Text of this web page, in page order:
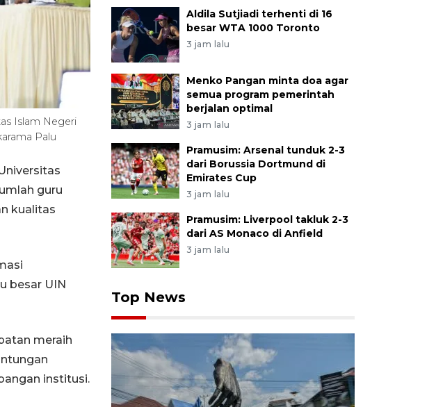
Islam Negeri
Palu
guru
kualitas
besar UIN
meraih
institusi.
Aldila Sutjiadi terhenti di 16
besar WTA 1000 Toronto
3 jam lalu
Menko Pangan minta doa agar
semua program pemerintah
berjalan optimal
3 jam lalu
Pramusim: Arsenal tunduk 2-3
dari Borussia Dortmund di
Emirates Cup
3 jam lalu
Pramusim: Liverpool takluk 2-3
dari AS Monaco di Anfield
3 jam lalu
Top News